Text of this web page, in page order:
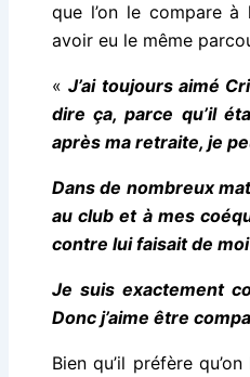
que l’on le compare à
avoir eu le même
«J’ai toujours aimé
dire ça, parce qu’il
après ma retraite, je
Dans de nombreux
au club et à mes
contre lui faisait de
Je suis exactement
Donc j’aime être
Bien qu’il préfère